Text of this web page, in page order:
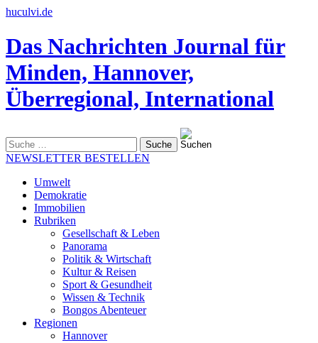
huculvi.de
Das Nachrichten Journal für
Minden, Hannover,
Überregional, International
nach:
NEWSLETTER BESTELLEN
Umwelt
Demokratie
Immobilien
Rubriken
Gesellschaft & Leben
Panorama
Politik & Wirtschaft
Kultur & Reisen
Sport & Gesundheit
Wissen & Technik
Bongos Abenteuer
Regionen
Hannover